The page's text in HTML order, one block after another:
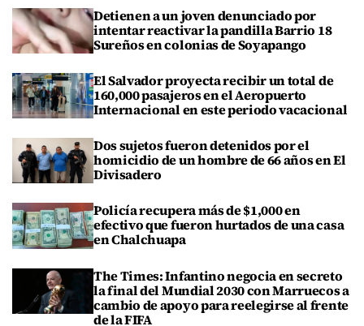
Detienen a un joven denunciado por
intentar reactivar la pandilla Barrio 18
Sureños en colonias de Soyapango
El Salvador proyecta recibir un total de
160,000 pasajeros en el Aeropuerto
Internacional en este periodo vacacional
Dos sujetos fueron detenidos por el
homicidio de un hombre de 66 años en El
Divisadero
Policía recupera más de $1,000 en
efectivo que fueron hurtados de una casa
en Chalchuapa
The Times: Infantino negocia en secreto
la final del Mundial 2030 con Marruecos a
cambio de apoyo para reelegirse al frente
de la FIFA